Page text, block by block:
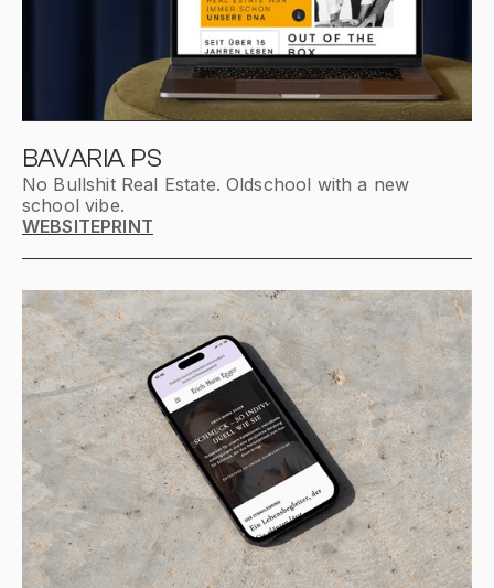
BAVARIA PS
No Bullshit Real Estate. Oldschool with a new
school vibe.
WEBSITEPRINT